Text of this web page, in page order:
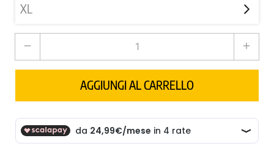
remove add
AGGIUNGI AL CARRELLO